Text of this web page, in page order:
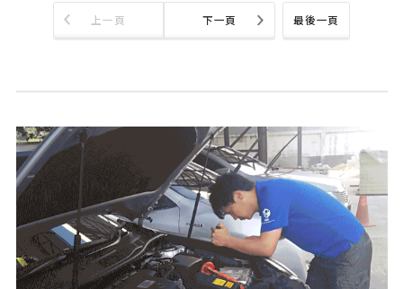
最後一頁
上一頁 下一頁